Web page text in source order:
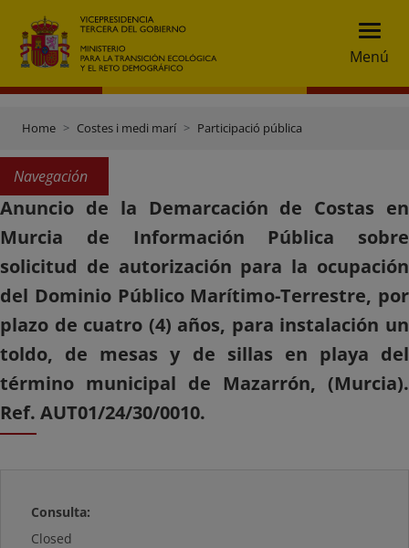
Menú
Home Costes i medi marí Participació pública
Navegación
Anuncio de la Demarcación de Costas en
Murcia de Información Pública sobre
solicitud de autorización para la ocupación
del Dominio Público Marítimo-Terrestre, por
plazo de cuatro (4) años, para instalación un
toldo, de mesas y de sillas en playa del
término municipal de Mazarrón, (Murcia).
Ref. AUT01/24/30/0010.
Consulta:
Closed